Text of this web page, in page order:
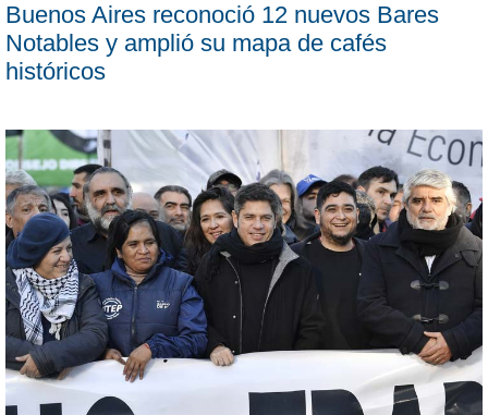
Buenos Aires reconoció 12 nuevos Bares
Notables y amplió su mapa de cafés
históricos